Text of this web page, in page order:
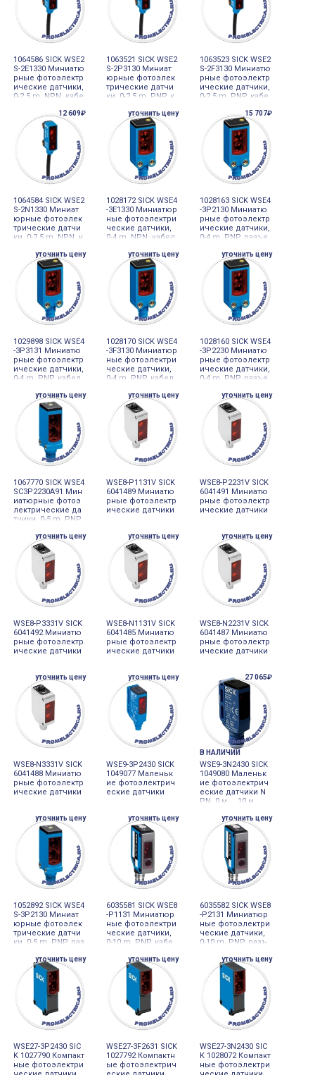
1064586 SICK WSE2
S-2E1330 Миниатю
рные фотоэлектр
ические датчики,
0-2,5 m, NPN, кабе
1063521 SICK WSE2
S-2P3130 Миниат
юрные фотоэлек
трические датчи
ки, 0-2,5 m, PNP, к
м M8, 3-pin, 200 m
1063523 SICK WSE2
S-2F3130 Миниатю
рные фотоэлектр
ические датчики,
0-2,5 m, PNP, кабе
8, 3-pin, 200 mm
12 609₽
1064584 SICK WSE2
S-2N1330 Миниат
юрные фотоэлек
трические датчи
ки, 0-2,5 m, NPN, к
ой, 2 m
уточнить цену
1028172 SICK WSE4
-3E1330 Миниатюр
ные фотоэлектри
ческие датчики,
0-4 m, NPN, кабел
m, PVC
15 707₽
1028163 SICK WSE4
-3P2130 Миниатю
рные фотоэлектр
ические датчики,
0-4 m, PNP, разъе
уточнить цену
1029898 SICK WSE4
-3P3131 Миниатю
рные фотоэлектр
ические датчики,
0-4 m, PNP, кабел
3-pin, 100 mm, PV
уточнить цену
1028170 SICK WSE4
-3F3130 Миниатюр
ные фотоэлектри
ческие датчики,
0-4 m, PNP, кабел
3-pin, 100 mm, PV
уточнить цену
1028160 SICK WSE4
-3P2230 Миниатю
рные фотоэлектр
ические датчики,
0-4 m, PNP, разъе
уточнить цену
1067770 SICK WSE4
SC3P2230A91 Мин
иатюрные фотоэ
лектрические да
тчики, 0-5 m, PNP,
уточнить цену
WSE8-P1131V SICK
6041489 Миниатю
рные фотоэлектр
ические датчики
уточнить цену
WSE8-P2231V SICK
6041491 Миниатю
рные фотоэлектр
ические датчики
уточнить цену
WSE8-P3331V SICK
6041492 Миниатю
рные фотоэлектр
ические датчики
уточнить цену
WSE8-N1131V SICK
6041485 Миниатю
рные фотоэлектр
ические датчики
уточнить цену
WSE8-N2231V SICK
6041487 Миниатю
рные фотоэлектр
ические датчики
уточнить цену
WSE8-N3331V SICK
6041488 Миниатю
рные фотоэлектр
ические датчики
уточнить цену
WSE9-3P2430 SICK
1049077 Маленьк
ие фотоэлектрич
еские датчики
27 065₽
В НАЛИЧИИ
WSE9-3N2430 SICK
1049080 Маленьк
ие фотоэлектрич
еские датчики N
PN, 0 м ... 10 м,
уточнить цену
1052892 SICK WSE4
S-3P2130 Миниат
юрные фотоэлек
трические датчи
ки, 0-5 m, PNP, раз
уточнить цену
6035581 SICK WSE8
-P1131 Миниатюр
ные фотоэлектри
ческие датчики,
0-10 m, PNP, кабе
m, PVC
уточнить цену
6035582 SICK WSE8
-P2131 Миниатюр
ные фотоэлектри
ческие датчики,
0-10 m, PNP, разъ
уточнить цену
WSE27-3P2430 SIC
K 1027790 Компакт
ные фотоэлектри
уточнить цену
WSE27-3F2631 SICK
1027792 Компактн
ые фотоэлектрич
уточнить цену
WSE27-3N2430 SIC
K 1028072 Компакт
ные фотоэлектри